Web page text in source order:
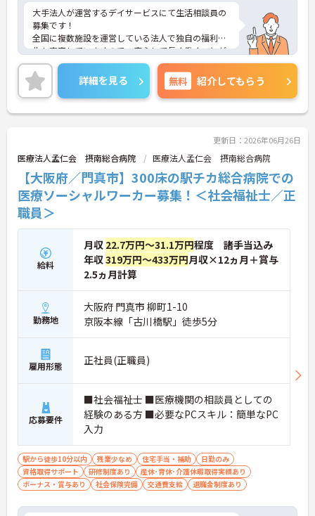
大手法人が運営するデイサービスにて生活相談員の
募集です！
全国に複数施設を運営している法人で独自の福利厚
生も充実していますので、安心して長く働くことが
できます◎
年間休日110日以上でしっかりお休みも取得できる
ので、ワークライフバランスを大切にしたい方にオ
ススメです！
ご興味のある方には、面接対策ポイントなど、さら
詳細を見る 無料 紹介してもらう
更新日：2026年06月26日
医療法人孟仁会 摂南総合病院 医療法人孟仁会 摂南総合病院
【大阪府／門真市】300床の駅チカ総合病院での
医療ソーシャルワーカー募集！＜社会福祉士／正
職員＞
給料
月収 22.7万円～31.1万円程度 諸手当込み
年収319万円～433万円月収×12ヵ月＋賞与
2.5ヵ月計算
勤務地
大阪府 門真市 柳町1-10
京阪本線「古川橋駅」徒歩5分
雇用形態 正社員(正職員)
応募要件
■社会福祉士 ■医療機関の相談員としての
経験のある方 ■必要なPCスキル：簡単なPC
入力
駅から徒歩10分以内 残業少なめ 住宅手当・補助
日勤のみ
資格取得サポート
研修制度あり
産休･育休･介護休暇取得実績あり
ボーナス・賞与あり
社会保険完備 交通費支給 退職金制度あり